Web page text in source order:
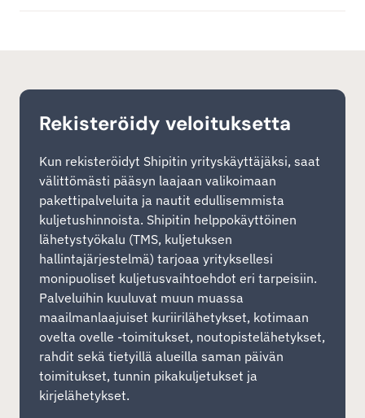
Rekisteröidy veloituksetta
Kun rekisteröidyt Shipitin yrityskäyttäjäksi, saat
välittömästi pääsyn laajaan valikoimaan
pakettipalveluita ja nautit edullisemmista
kuljetushinnoista. Shipitin helppokäyttöinen
lähetystyökalu (TMS, kuljetuksen
hallintajärjestelmä) tarjoaa yrityksellesi
monipuoliset kuljetusvaihtoehdot eri tarpeisiin.
Palveluihin kuuluvat muun muassa
maailmanlaajuiset kuriirilähetykset, kotimaan
ovelta ovelle -toimitukset, noutopistelähetykset,
rahdit sekä tietyillä alueilla saman päivän
toimitukset, tunnin pikakuljetukset ja
kirjelähetykset.